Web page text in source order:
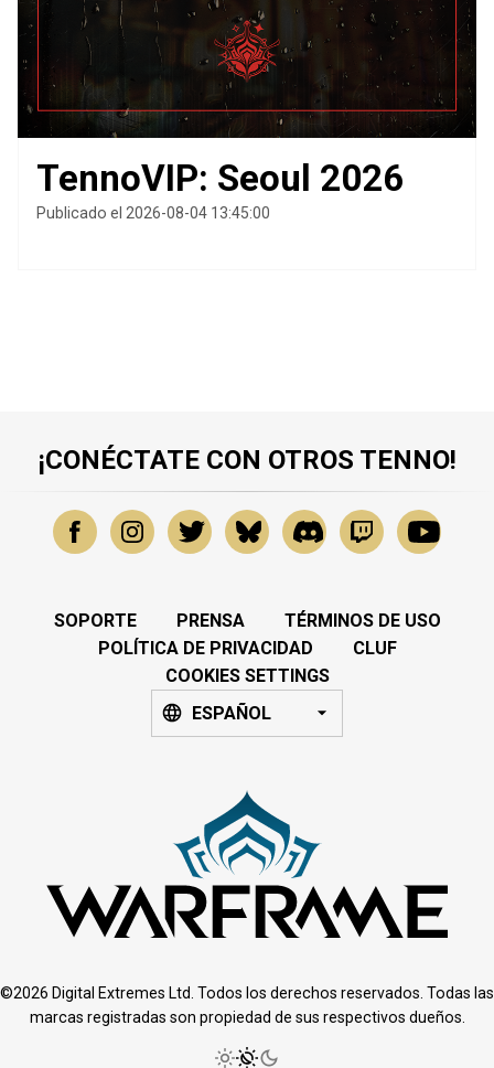
TennoVIP: Seoul 2026
Publicado el 2026-08-04 13:45:00
¡CONÉCTATE CON OTROS TENNO!
SOPORTE PRENSA
TÉRMINOS DE USO
POLÍTICA DE PRIVACIDAD
CLUF
COOKIES SETTINGS
ESPAÑOL
©2026 Digital Extremes Ltd. Todos los derechos reservados. Todas las
marcas registradas son propiedad de sus respectivos dueños.